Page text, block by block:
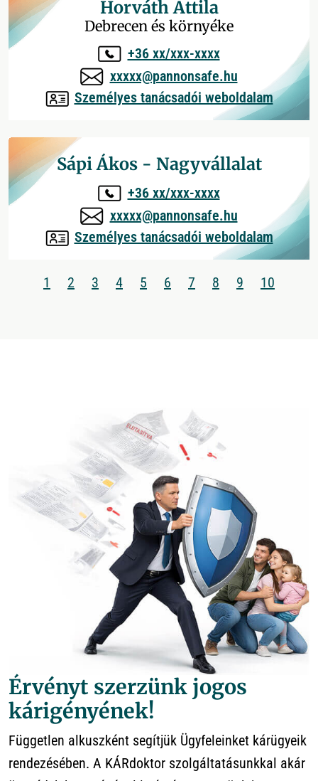
Horváth Attila
Debrecen és környéke
+36 xx/xxx-xxxx
xxxxx@pannonsafe.hu
Személyes tanácsadói weboldalam
Sápi Ákos - Nagyvállalat
+36 xx/xxx-xxxx
xxxxx@pannonsafe.hu
Személyes tanácsadói weboldalam
1 2 3 4 5 6 7 8 9 10
Érvényt szerzünk jogos
kárigényének!
Független alkuszként segítjük Ügyfeleinket kárügyeik
rendezésében. A KÁRdoktor szolgáltatásunkkal akár